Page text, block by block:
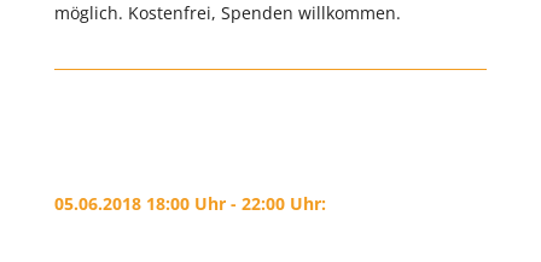
möglich. Kostenfrei, Spenden willkommen.
05.06.2018 18:00 Uhr - 22:00 Uhr: